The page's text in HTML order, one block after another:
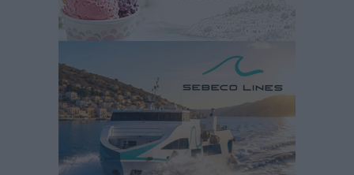
Ρόδος: «Βουλιάζει» από τουρίστες – Πάνω από 1 εκατ.
επιβάτες και 55 κρουαζιερόπλοια
Γ’ Εθνική Κατηγορία: Οι ημερομηνίες των
αγωνιστικών της κανονικής περιόδου
πριν 9 ώρες